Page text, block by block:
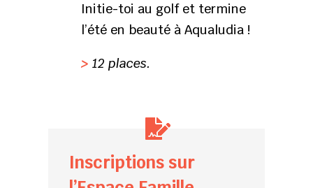
Initie-toi au golf et termine
l’été en beauté à Aqualudia !
> 12 places.
Inscriptions sur